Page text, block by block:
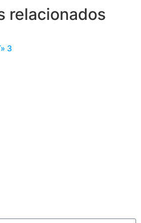
relacionados
3